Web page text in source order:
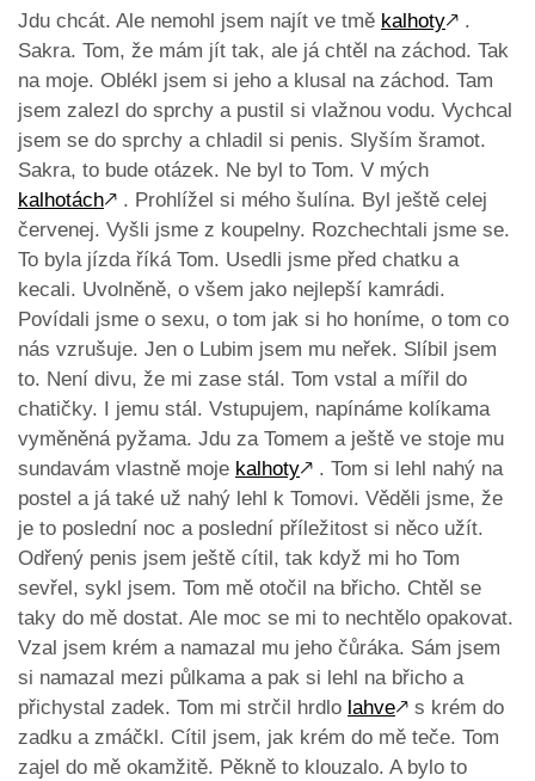
Jdu chcát. Ale nemohl jsem najít ve tmě kalhoty🡕 .
Sakra. Tom, že mám jít tak, ale já chtěl na záchod. Tak
na moje. Oblékl jsem si jeho a klusal na záchod. Tam
jsem zalezl do sprchy a pustil si vlažnou vodu. Vychcal
jsem se do sprchy a chladil si penis. Slyším šramot.
Sakra, to bude otázek. Ne byl to Tom. V mých
kalhotách🡕 . Prohlížel si mého šulína. Byl ještě celej
červenej. Vyšli jsme z koupelny. Rozchechtali jsme se.
To byla jízda říká Tom. Usedli jsme před chatku a
kecali. Uvolněně, o všem jako nejlepší kamrádi.
Povídali jsme o sexu, o tom jak si ho honíme, o tom co
nás vzrušuje. Jen o Lubim jsem mu neřek. Slíbil jsem
to. Není divu, že mi zase stál. Tom vstal a mířil do
chatičky. I jemu stál. Vstupujem, napínáme kolíkama
vyměněná pyžama. Jdu za Tomem a ještě ve stoje mu
sundavám vlastně moje kalhoty🡕 . Tom si lehl nahý na
postel a já také už nahý lehl k Tomovi. Věděli jsme, že
je to poslední noc a poslední příležitost si něco užít.
Odřený penis jsem ještě cítil, tak když mi ho Tom
sevřel, sykl jsem. Tom mě otočil na břicho. Chtěl se
taky do mě dostat. Ale moc se mi to nechtělo opakovat.
Vzal jsem krém a namazal mu jeho čůráka. Sám jsem
si namazal mezi půlkama a pak si lehl na břicho a
přichystal zadek. Tom mi strčil hrdlo lahve🡕 s krém do
zadku a zmáčkl. Cítil jsem, jak krém do mě teče. Tom
zajel do mě okamžitě. Pěkně to klouzalo. A bylo to